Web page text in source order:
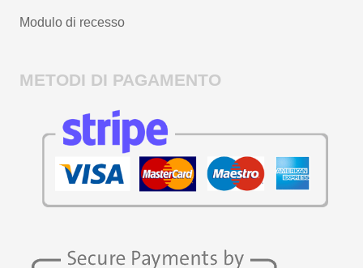
Modulo di recesso
METODI DI PAGAMENTO